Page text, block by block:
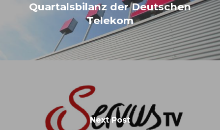
Quartalsbilanz der Deutschen
Telekom
Next Post